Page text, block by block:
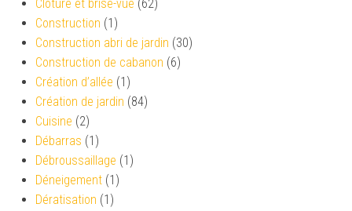
Clôture et brise-vue (62)
Construction (1)
Construction abri de jardin (30)
Construction de cabanon (6)
Création d’allée (1)
Création de jardin (84)
Cuisine (2)
Débarras (1)
Débroussaillage (1)
Déneigement (1)
Dératisation (1)